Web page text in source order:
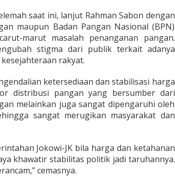
saat ini, lanjut Rahman Sabon dengan
maupun Badan Pangan Nasional (BPN)
marut masalah penanganan pangan.
stigma dari publik terkait adanya
rakyat.
ketersediaan dan stabilisasi harga
distribusi pangan yang bersumber dari
melainkan juga sangat dipengaruhi oleh
sangat merugikan masyarakat dan
Jokowi-JK bila harga dan ketahanan
khawatir stabilitas politik jadi taruhannya.
cemasnya.